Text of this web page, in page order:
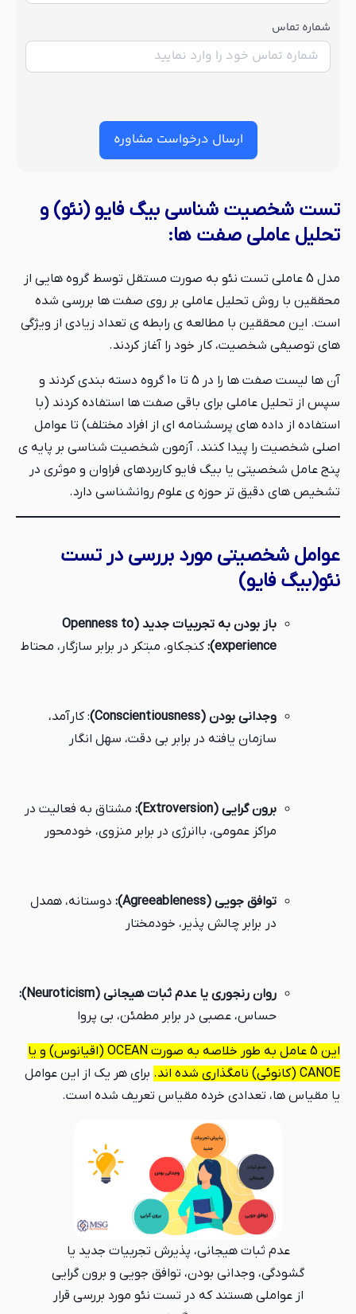
شماره تماس
ارسال درخواست مشاوره
تست شخصیت شناسی بیگ فایو (نئو) و
تحلیل عاملی صفت ها:
مدل 5 عاملی تست نئو به صورت مستقل توسط گروه هایی از
محققین با روش تحلیل عاملی بر روی صفت ها بررسی شده
است. این محققین با مطالعه ی رابطه ی تعداد زیادی از ویژگی
های توصیفی شخصیت، کار خود را آغاز کردند.
آن ها لیست صفت ها را در 5 تا 10 گروه دسته بندی کردند و
سپس از تحلیل عاملی برای باقی صفت ها استفاده کردند (با
استفاده از داده های پرسشنامه ای از افراد مختلف) تا عوامل
اصلی شخصیت را پیدا کنند. آزمون شخصیت شناسی بر پایه ی
پنج عامل شخصیتی یا بیگ فایو کاربردهای فراوان و موثری در
تشخیص های دقیق تر حوزه ی علوم روانشناسی دارد.
عوامل شخصیتی مورد بررسی در تست
نئو(بیگ فایو)
باز بودن به تجربیات جدید (Openness to
experience): کنجکاو، مبتکر در برابر سازگار، محتاط
وجدانی بودن (Conscientiousness)
: کارآمد،
سازمان یافته در برابر بی دقت، سهل انگار
برون گرایی (Extroversion):
مشتاق به فعالیت در
مراکز عمومی، باانرژی در برابر منزوی، خودمحور
توافق جویی (Agreeableness):
دوستانه، همدل
در برابر چالش پذیر، خودمختار
روان رنجوری یا عدم ثبات هیجانی (Neuroticism):
حساس، عصبی در برابر مطمئن، بی پروا
این 5 عامل به طور خلاصه به صورت OCEAN (اقیانوس) و یا
CANOE (کانوئی) نامگذاری شده اند.
برای هر یک از این عوامل
یا مقیاس ها، تعدادی خرده مقیاس تعریف شده است.
عدم ثبات هیجانی، پذیرش تجربیات جدید یا
گشودگی، وجدانی بودن، توافق جویی و برون گرایی
از عواملی هستند که در تست نئو مورد بررسی قرار